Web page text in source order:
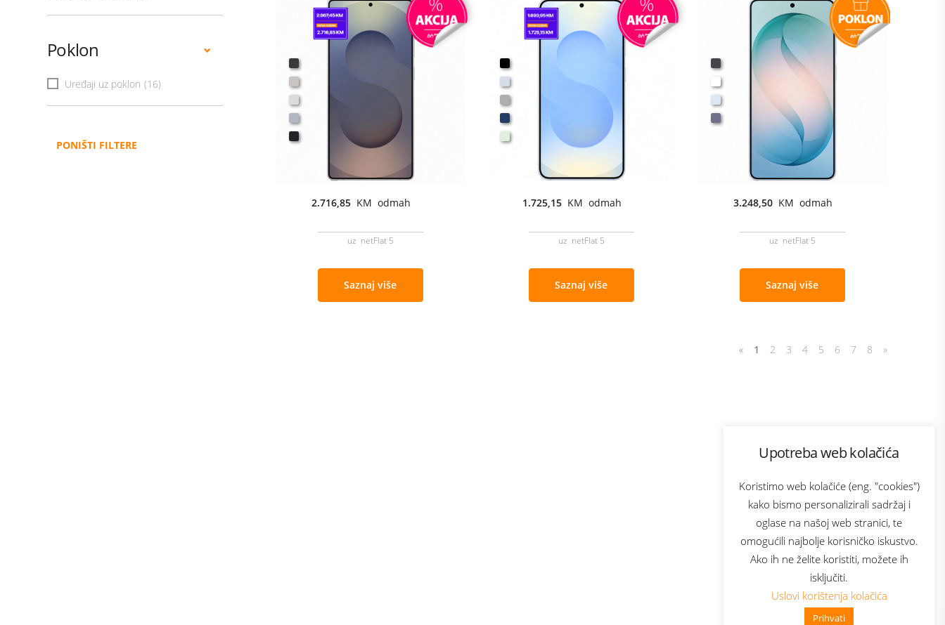
Upotreba web kolačića
Koristimo web kolačiće (eng. "cookies")
kako bismo personalizirali sadržaj i
oglase na našoj web stranici, te
omogućili najbolje korisničko iskustvo.
Ako ih ne želite koristiti, možete ih
isključiti.
Uslovi korištenja kolačića
Prihvati
👋 Zdravo, kako mogu pomoći?
Poklon
Uređaji uz poklon (16)
PONIŠTI FILTERE
2.716,85 KM odmah
uz netFlat 5
Saznaj više
1.725,15 KM odmah
uz netFlat 5
Saznaj više
3.248,50 KM odmah
uz netFlat 5
Saznaj više
« 1 2 3 4 5 6 7 8 »
Bonus plus
Prijava za newsletter